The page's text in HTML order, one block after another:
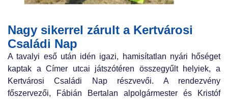
Nagy sikerrel zárult a Kertvárosi
Családi Nap
A tavalyi eső után idén igazi, hamisítatlan nyári hőséget
kaptak a Címer utcai játszótéren összegyűlt helyiek, a
Kertvárosi Családi Nap részvevői. A rendezvény
főszervezői, Fábián Bertalan alpolgármester és Kristóf